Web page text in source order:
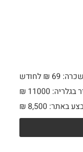
69 ₪ לחודש
11000 ₪
באתר:
₪ 8,500